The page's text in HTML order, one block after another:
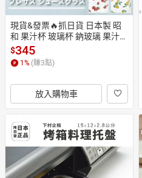
現貨&發票🔥抓日貨 日本製 昭
和 果汁杯 玻璃杯 鈉玻璃 果汁杯
高腳杯 下午茶 日系 檸檬 草莓
可愛
$345
1 % (賺3點)
放入購物車